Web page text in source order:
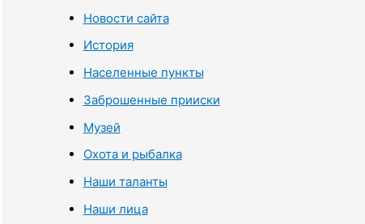
Новости сайта
История
Населенные пункты
Заброшенные прииски
Музей
Охота и рыбалка
Наши таланты
Наши лица